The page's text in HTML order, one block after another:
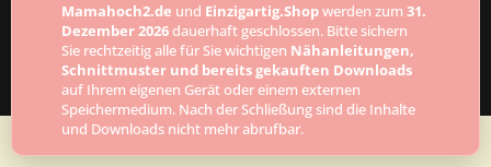
Designed byElegant Themes| Powered by
WordPress
Mamahoch2.de und Einzigartig.Shopwerden zum 31.
Dezember 2026dauerhaft geschlossen. Bitte sichern
Sie rechtzeitig alle für Sie wichtigen Nähanleitungen,
Schnittmuster und bereits gekauften Downloads
auf Ihrem eigenen Gerät oder einem externen
Speichermedium. Nach der Schließung sind die Inhalte
und Downloads nicht mehr abrufbar.